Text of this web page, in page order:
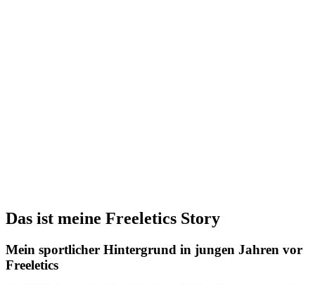
Das ist meine Freeletics Story
Mein sportlicher Hintergrund in jungen Jahren vor
Freeletics